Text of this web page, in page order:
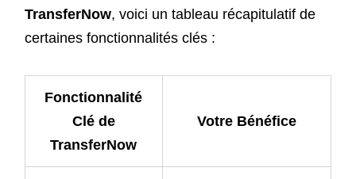
TransferNow, voici un tableau récapitulatif de
certaines fonctionnalités clés :
Fonctionnalité
Clé de
TransferNow
Votre Bénéfice